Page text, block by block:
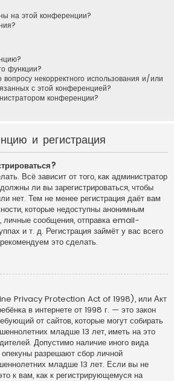
на этой конференции?
функции?
некорректного использования и/или
с этой конференцией?
конференции?
и регистрация
Всё зависит от того, как администратор
ли вы зарегистрироваться, чтобы
нет. Тем не менее регистрация даёт вам
которые недоступны анонимным
личные сообщения, отправка email-
и т. д. Регистрация займёт у вас всего
это сделать.
Privacy Protection Act of 1998), или Акт
в интернете от 1998 г. — это закон
от сайтов, которые могут собирать
младше 13 лет, иметь на это
Допустимо наличие иного вида
опекуны разрешают сбор личной
младше 13 лет. Если вы не
к вам, как к регистрирующемуся на